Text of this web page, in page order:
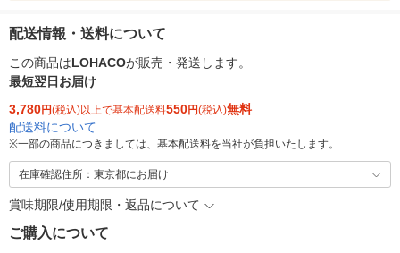
配送情報・送料について
この商品はLOHACOが販売・発送します。
最短翌日お届け
3,780円(税込)以上で基本配送料550円(税込)無料
配送料について
※一部の商品につきましては、基本配送料を当社が負担いたします。
在庫確認住所：東京都にお届け
賞味期限/使用期限・返品について
ご購入について